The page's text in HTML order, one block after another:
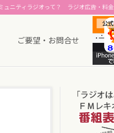
ラジオ広告・料金
ュニティラジオって？
ご要望・お問合せ